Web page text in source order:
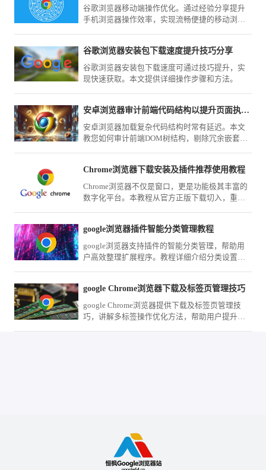
谷歌浏览器移动端操作优化。通过经验分享提升
手机浏览器操作效率，实现流畅便捷的移动浏览
谷歌浏览器安装包下载速度提升技巧分享
谷歌浏览器安装包下载速度可通过技巧提升，实
现快速获取。本文提供详细操作步骤和方法。
安卓浏览器审计前端代码结构以提升页面执行速度方案
安卓浏览器加载复杂代码结构时常有延迟。本文
教您如何审计前端DOM树结构，剔除冗余嵌套，
度。
Chrome浏览器下载安装及插件推荐使用教程
Chrome浏览器不仅是窗口，更是功能极其丰富的
数字化平台。本教程从官方正版下载切入，重点
的浏览器，将其打造成为处理海量资讯与复杂任
务的生产力中心。
google浏览器插件智能分类管理教程
google浏览器支持插件的智能分类管理，帮助用
户高效整理扩展程序。教程详细介绍分类设置方
google Chrome浏览器下载及标签页管理技巧
google Chrome浏览器提供下载及标签页管理技
巧，讲解多标签操作优化方法，帮助用户提升浏